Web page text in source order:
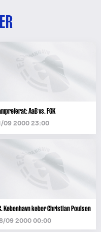
AaB vs. FCK
09 2000 23:00
København køber Christian Poulsen
09 2000 00:00